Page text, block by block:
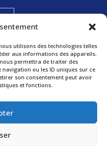
utilisons des technologies telles
aux informations des appareils.
permettra de traiter des
ou les ID uniques sur ce
son consentement peut avoir
et fonctions.